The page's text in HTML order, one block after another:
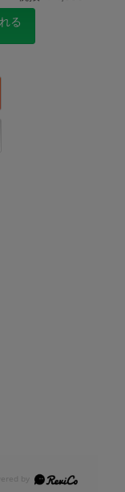
る